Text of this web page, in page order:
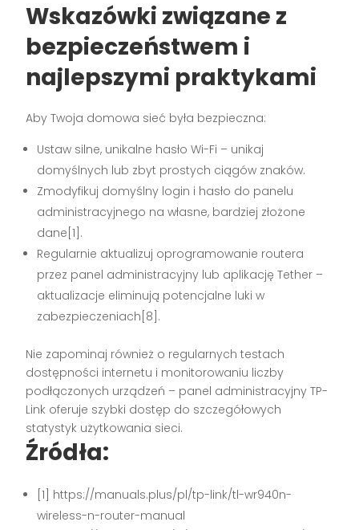
Wskazówki związane z
bezpieczeństwem i
najlepszymi praktykami
Aby Twoja domowa sieć była bezpieczna:
Ustaw silne, unikalne hasło Wi-Fi – unikaj
domyślnych lub zbyt prostych ciągów znaków.
Zmodyfikuj domyślny login i hasło do panelu
administracyjnego na własne, bardziej złożone
dane[1].
Regularnie aktualizuj oprogramowanie routera
przez panel administracyjny lub aplikację Tether –
aktualizacje eliminują potencjalne luki w
zabezpieczeniach[8].
Nie zapominaj również o regularnych testach
dostępności internetu i monitorowaniu liczby
podłączonych urządzeń – panel administracyjny TP-
Link oferuje szybki dostęp do szczegółowych
statystyk użytkowania sieci.
Źródła:
[1] https://manuals.plus/pl/tp-link/tl-wr940n-
wireless-n-router-manual